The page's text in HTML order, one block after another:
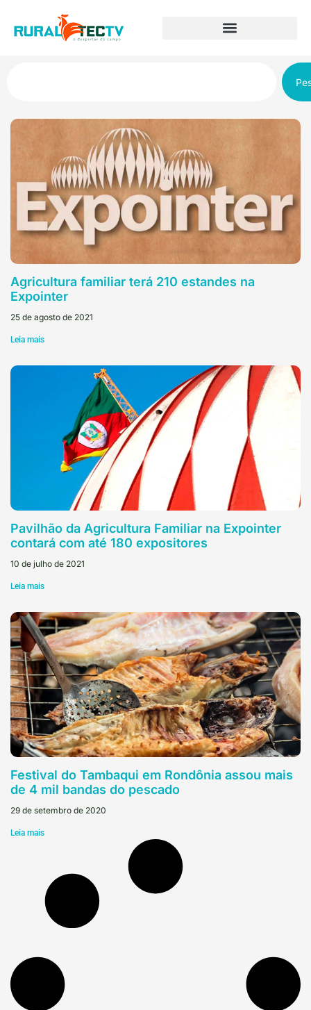
Agricultura familiar terá 210 estandes na
Expointer
25 de agosto de 2021
Leia mais
Pavilhão da Agricultura Familiar na Expointer
contará com até 180 expositores
10 de julho de 2021
Leia mais
Festival do Tambaqui em Rondônia assou mais
de 4 mil bandas do pescado
29 de setembro de 2020
Leia mais